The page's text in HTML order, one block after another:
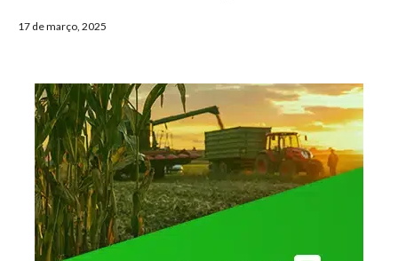
17 de março, 2025